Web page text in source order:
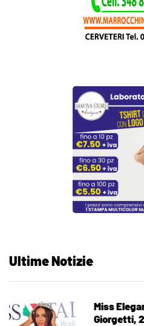
Ultime Notizie
Miss
Giorgetti,